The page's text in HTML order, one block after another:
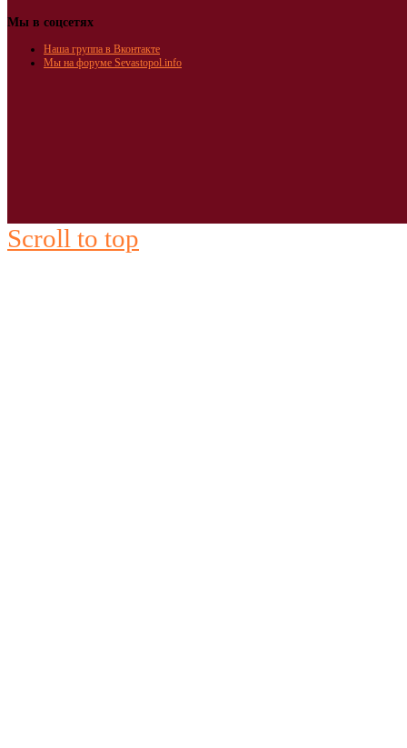
Мы в соцсетях
Наша группа в Вконтакте
Мы на форуме Sevastopol.info
Scroll to top